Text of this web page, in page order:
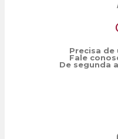
Precisa de
Fale
De segunda